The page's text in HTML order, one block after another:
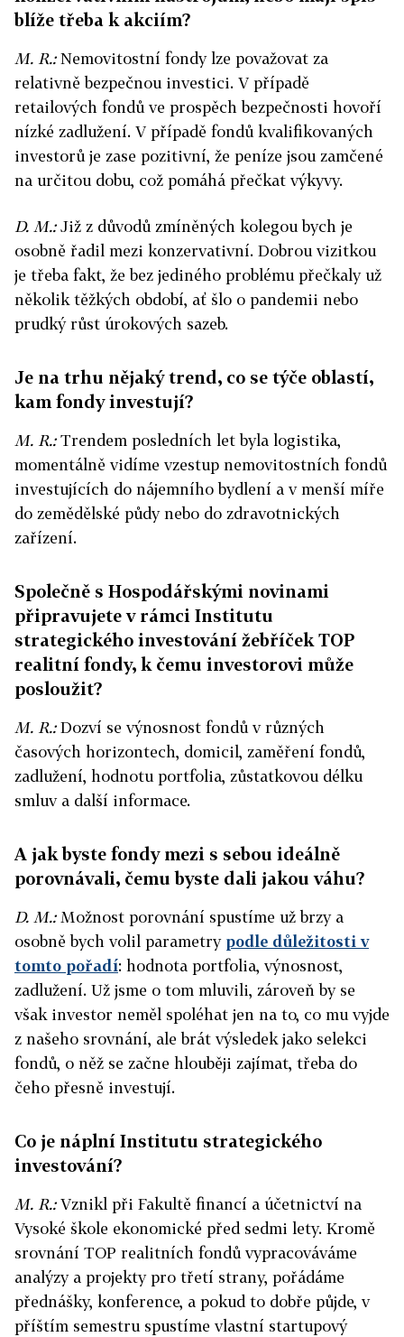
blíže třeba k akciím?
M. R.:Nemovitostní fondy lze považovat za
relativně bezpečnou investici. V případě
retailových fondů ve prospěch bezpečnosti hovoří
nízké zadlužení. V případě fondů kvalifikovaných
investorů je zase pozitivní, že peníze jsou zamčené
na určitou dobu, což pomáhá přečkat výkyvy.
D. M.:Již z důvodů zmíněných kolegou bych je
osobně řadil mezi konzervativní. Dobrou vizitkou
je třeba fakt, že bez jediného problému přečkaly už
několik těžkých období, ať šlo o pandemii nebo
prudký růst úrokových sazeb.
Je na trhu nějaký trend, co se týče oblastí,
kam fondy investují?
M. R.:Trendem posledních let byla logistika,
momentálně vidíme vzestup nemovitostních fondů
investujících do nájemního bydlení a v menší míře
do zemědělské půdy nebo do zdravotnických
zařízení.
Společně s Hospodářskými novinami
připravujete v rámci Institutu
strategického investování žebříček TOP
realitní fondy, k čemu investorovi může
posloužit?
M. R.:Dozví se výnosnost fondů v různých
časových horizontech, domicil, zaměření fondů,
zadlužení, hodnotu portfolia, zůstatkovou délku
smluv a další informace.
A jak byste fondy mezi s sebou ideálně
porovnávali, čemu byste dali jakou váhu?
D. M.: Možnost porovnání spustíme už brzy a
osobně bych volil parametry podle důležitosti v
tomto pořadí: hodnota portfolia, výnosnost,
zadlužení. Už jsme o tom mluvili, zároveň by se
však investor neměl spoléhat jen na to, co mu vyjde
z našeho srovnání, ale brát výsledek jako selekci
fondů, o něž se začne hlouběji zajímat, třeba do
čeho přesně investují.
Co je náplní Institutu strategického
investování?
M. R.:Vznikl při Fakultě financí a účetnictví na
Vysoké škole ekonomické před sedmi lety. Kromě
srovnání TOP realitních fondů vypracováváme
analýzy a projekty pro třetí strany, pořádáme
přednášky, konference, a pokud to dobře půjde, v
příštím semestru spustíme vlastní startupový